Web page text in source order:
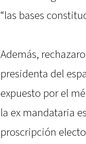
“las bases
Además,
presidenta del
expuesto por el
la ex mandataria
proscripción